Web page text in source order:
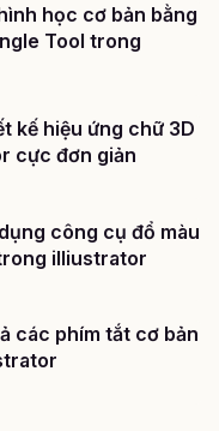
học cơ bản bằng
Tool trong
kế hiệu ứng chữ 3D
cực đơn giản
công cụ đổ màu
illiustrator
các phím tắt cơ bản